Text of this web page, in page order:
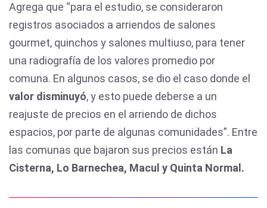
Agrega que “para el estudio, se consideraron
registros asociados a arriendos de salones
gourmet, quinchos y salones multiuso, para tener
una radiografía de los valores promedio por
comuna. En algunos casos, se dio el caso donde el
valor disminuyó, y esto puede deberse a un
reajuste de precios en el arriendo de dichos
espacios, por parte de algunas comunidades”. Entre
las comunas que bajaron sus precios están La
Cisterna, Lo Barnechea, Macul y Quinta Normal.